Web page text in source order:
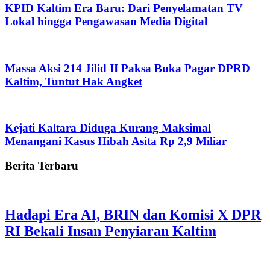
KPID Kaltim Era Baru: Dari Penyelamatan TV
Lokal hingga Pengawasan Media Digital
Massa Aksi 214 Jilid II Paksa Buka Pagar DPRD
Kaltim, Tuntut Hak Angket
Kejati Kaltara Diduga Kurang Maksimal
Menangani Kasus Hibah Asita Rp 2,9 Miliar
Berita Terbaru
Hadapi Era AI, BRIN dan Komisi X DPR
RI Bekali Insan Penyiaran Kaltim